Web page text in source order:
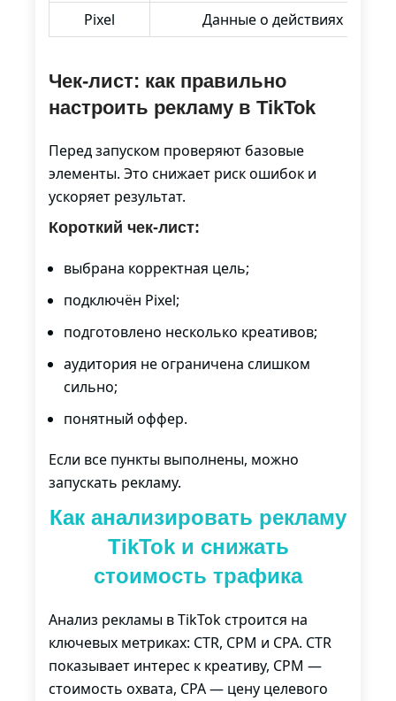
Pixel Данные о действиях
Чек-лист: как правильно
настроить рекламу в TikTok
Перед запуском проверяют базовые
элементы. Это снижает риск ошибок и
ускоряет результат.
Короткий чек-лист:
выбрана корректная цель;
подключён Pixel;
подготовлено несколько креативов;
аудитория не ограничена слишком
сильно;
понятный оффер.
Если все пункты выполнены, можно
запускать рекламу.
Как анализировать рекламу
TikTok и снижать
стоимость трафика
Анализ рекламы вTikTokстроится на
ключевых метриках: CTR, CPM и CPA. CTR
показывает интерес к креативу, CPM —
стоимость охвата, CPA — цену целевого